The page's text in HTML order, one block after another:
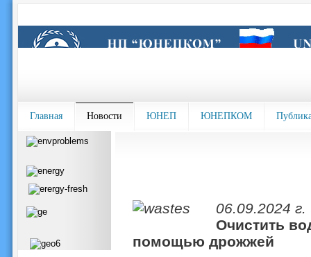
Главная Новости ЮНЕП ЮНЕПКОМ
06.09.2024 г.
Очистить
помощью дрожжей